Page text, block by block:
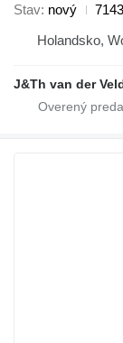
Stav nový
Holandsko,
J&Th van der